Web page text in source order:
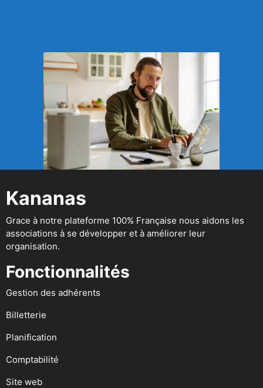
Kananas
Grace à notre plateforme 100% Française nous aidons les
associations à se développer et à améliorer leur
organisation.
Fonctionnalités
Gestion des adhérents
Billetterie
Planification
Comptabilité
Site web